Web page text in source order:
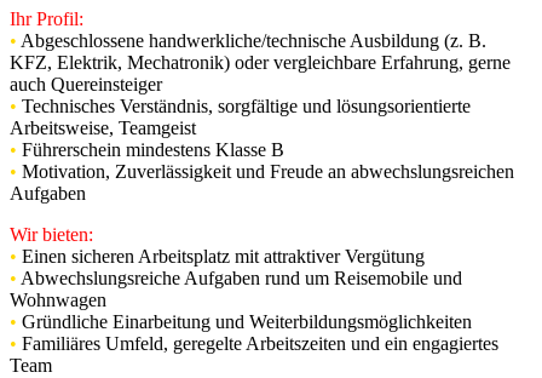
Ihr Profil:
• Abgeschlossene handwerkliche/technische Ausbildung (z. B.
KFZ, Elektrik, Mechatronik) oder vergleichbare Erfahrung, gerne
auch Quereinsteiger
• Technisches Verständnis, sorgfältige und lösungsorientierte
Arbeitsweise, Teamgeist
• Führerschein mindestens Klasse B
• Motivation, Zuverlässigkeit und Freude an abwechslungsreichen
Aufgaben
Wir bieten:
• Einen sicheren Arbeitsplatz mit attraktiver Vergütung
• Abwechslungsreiche Aufgaben rund um Reisemobile und
Wohnwagen
• Gründliche Einarbeitung und Weiterbildungsmöglichkeiten
• Familiäres Umfeld, geregelte Arbeitszeiten und ein engagiertes
Team